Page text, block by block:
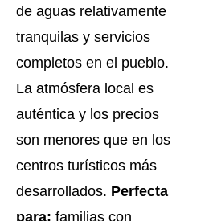
de aguas relativamente
tranquilas y servicios
completos en el pueblo.
La atmósfera local es
auténtica y los precios
son menores que en los
centros turísticos más
desarrollados. Perfecta
para: familias con